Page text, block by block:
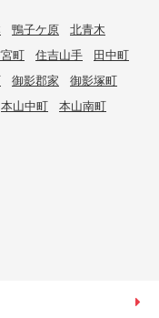
鴨子ケ原
北青木
町 住吉山手
田中町
御影郡家
御影塚町
本山中町
本山南町